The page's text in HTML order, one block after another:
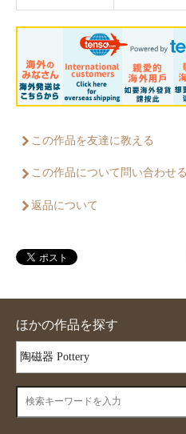
この作品を友達に教える
この作品について問い合わせる
返品について
ほかの作品を探す